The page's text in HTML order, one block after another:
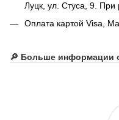
Луцк, ул. Стуса, 9. При
Оплата картой Visa,
🔎 Больше информации